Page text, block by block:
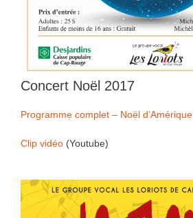
Concert Noël 2017
Programme complet – Noël d’Amérique
Clip vidéo (Youtube)